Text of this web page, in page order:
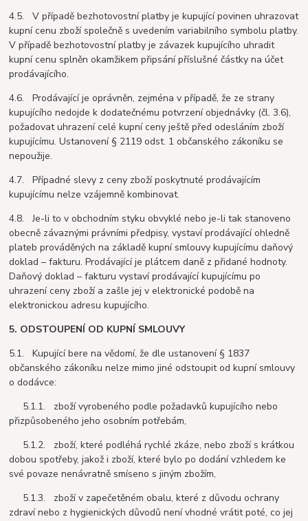
4.5. V případě bezhotovostní platby je kupující povinen uhrazovat
kupní cenu zboží společně s uvedením variabilního symbolu platby.
V případě bezhotovostní platby je závazek kupujícího uhradit
kupní cenu splněn okamžikem připsání příslušné částky na účet
prodávajícího.
4.6. Prodávající je oprávněn, zejména v případě, že ze strany
kupujícího nedojde k dodatečnému potvrzení objednávky (čl. 3.6),
požadovat uhrazení celé kupní ceny ještě před odesláním zboží
kupujícímu. Ustanovení § 2119 odst. 1 občanského zákoníku se
nepoužije.
4.7. Případné slevy z ceny zboží poskytnuté prodávajícím
kupujícímu nelze vzájemně kombinovat.
4.8. Je-li to v obchodním styku obvyklé nebo je-li tak stanoveno
obecně závaznými právními předpisy, vystaví prodávající ohledně
plateb prováděných na základě kupní smlouvy kupujícímu daňový
doklad – fakturu. Prodávající je plátcem daně z přidané hodnoty.
Daňový doklad – fakturu vystaví prodávající kupujícímu po
uhrazení ceny zboží a zašle jej v elektronické podobě na
elektronickou adresu kupujícího.
5. ODSTOUPENÍ OD KUPNÍ SMLOUVY
5.1. Kupující bere na vědomí, že dle ustanovení § 1837
občanského zákoníku nelze mimo jiné odstoupit od kupní smlouvy
o dodávce:
5.1.1. zboží vyrobeného podle požadavků kupujícího nebo
přizpůsobeného jeho osobním potřebám,
5.1.2. zboží, které podléhá rychlé zkáze, nebo zboží s krátkou
dobou spotřeby, jakož i zboží, které bylo po dodání vzhledem ke
své povaze nenávratně smíseno s jiným zbožím,
5.1.3. zboží v zapečetěném obalu, které z důvodu ochrany
zdraví nebo z hygienických důvodů není vhodné vrátit poté, co jej